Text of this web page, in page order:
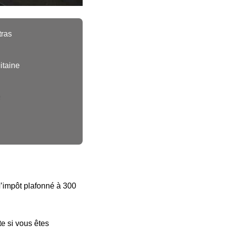
plafonné à 300
si vous êtes